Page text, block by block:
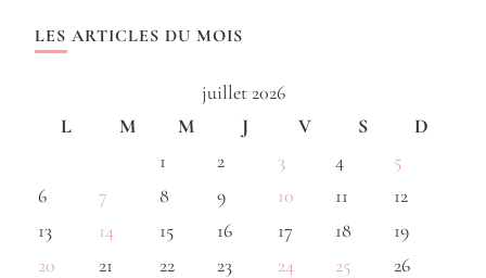
LES ARTICLES DU MOIS
juillet 2026
L
M M J V S
D
1
2 3 4
5
6
7 8 9 10 11
12
13
14 15 16 17 18
19
20
21 22 23 24 25
26